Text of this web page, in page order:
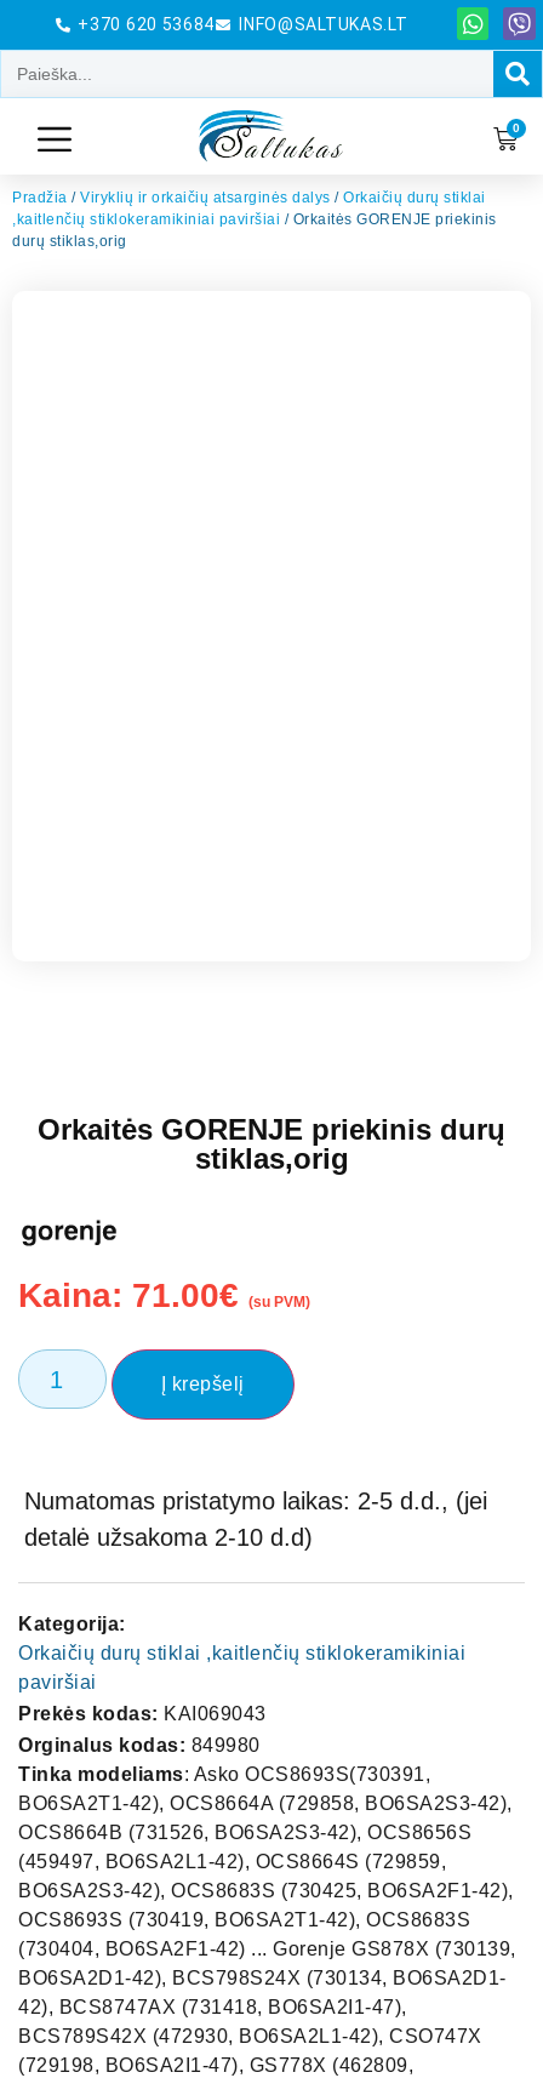
+370 620 53684 INFO@SALTUKAS.LT
0
Pradžia / Viryklių ir orkaičių atsarginės dalys / Orkaičių durų stiklai
,kaitlenčių stiklokeramikiniai paviršiai / Orkaitės GORENJE priekinis
durų stiklas,orig
Orkaitės GORENJE priekinis durų
stiklas,orig
Kaina: 71.00€ (su PVM)
Į krepšelį
Numatomas pristatymo laikas: 2-5 d.d., (jei
detalė užsakoma 2-10 d.d)
Kategorija:
Orkaičių durų stiklai ,kaitlenčių stiklokeramikiniai
paviršiai
Prekės kodas: KAI069043
Orginalus kodas: 849980
Tinka modeliams: Asko OCS8693S(730391,
BO6SA2T1-42), OCS8664A (729858, BO6SA2S3-42),
OCS8664B (731526, BO6SA2S3-42), OCS8656S
(459497, BO6SA2L1-42), OCS8664S (729859,
BO6SA2S3-42), OCS8683S (730425, BO6SA2F1-42),
OCS8693S (730419, BO6SA2T1-42), OCS8683S
(730404, BO6SA2F1-42) ... Gorenje GS878X (730139,
BO6SA2D1-42), BCS798S24X (730134, BO6SA2D1-
42), BCS8747AX (731418, BO6SA2I1-47),
BCS789S42X (472930, BO6SA2L1-42), CSO747X
(729198, BO6SA2I1-47), GS778X (462809,